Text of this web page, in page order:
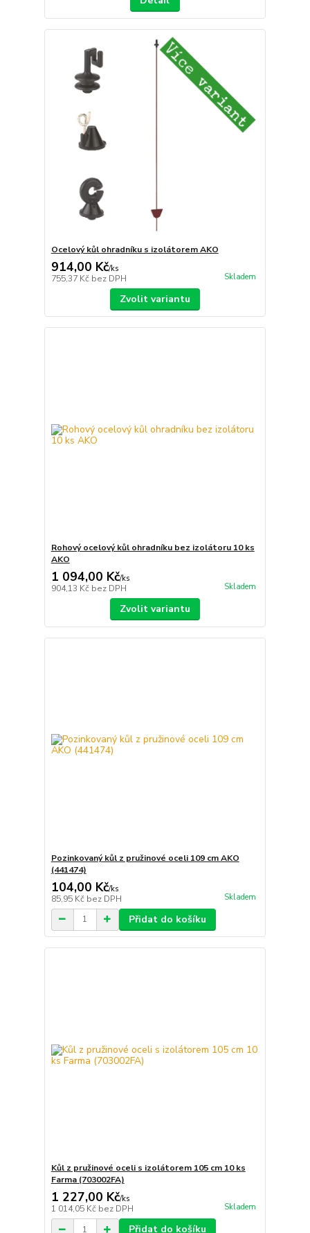
Ocelový kůl ohradníku s izolátorem AKO
914,00 Kč/ks
755,37 Kč bez DPH Skladem
Zvolit variantu
Rohový ocelový kůl ohradníku bez izolátoru 10 ks
AKO
1 094,00 Kč/ks
904,13 Kč bez DPH Skladem
Zvolit variantu
Pozinkovaný kůl z pružinové oceli 109 cm AKO
(441474)
104,00 Kč/ks
85,95 Kč bez DPH Skladem
Přidat do košíku
Kůl z pružinové oceli s izolátorem 105 cm 10 ks
Farma (703002FA)
1 227,00 Kč/ks
1 014,05 Kč bez DPH Skladem
Přidat do košíku